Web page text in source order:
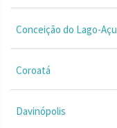
Conceição do Lago-Açu
Coroatá
Davinópolis